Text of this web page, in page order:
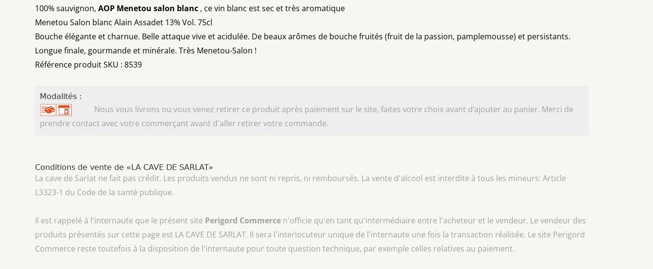
100% sauvignon, AOP Menetou salon blanc , ce vin blanc est sec et très aromatique
Menetou Salon blanc Alain Assadet 13% Vol. 75cl
Bouche élégante et charnue. Belle attaque vive et acidulée. De beaux arômes de bouche fruités (fruit de la passion, pamplemousse) et persistants.
Longue finale, gourmande et minérale. Très Menetou-Salon !
Référence produit SKU : 8539
Modalités :
Nous vous livrons ou vous venez retirer ce produit après paiement sur le site, faites votre choix avant d’ajouter au panier. Merci de
prendre contact avec votre commerçant avant d'aller retirer votre commande.
Conditions de vente de «LA CAVE DE SARLAT»
La cave de Sarlat ne fait pas crédit. Les produits vendus ne sont ni repris, ni remboursés. La vente d'alcool est interdite à tous les mineurs: Article
L3323-1 du Code de la santé publique.
Il est rappelé à l'internaute que le présent site Perigord Commerce n'officie qu'en tant qu'intermédiaire entre l'acheteur et le vendeur. Le vendeur des
produits présentés sur cette page est LA CAVE DE SARLAT. Il sera l'interlocuteur unique de l'internaute une fois la transaction réalisée. Le site Perigord
Commerce reste toutefois à la disposition de l'internaute pour toute question technique, par exemple celles relatives au paiement.